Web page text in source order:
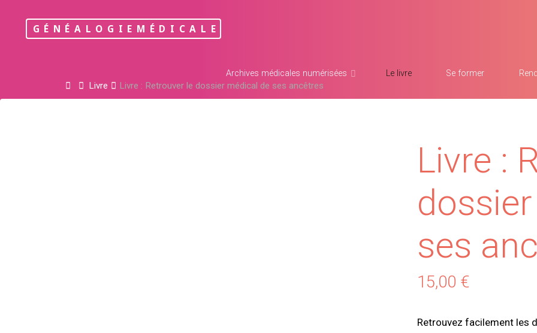
GÉNÉALOGIEMÉDICALE
Archives médicales numérisées Le livre Se former
Home
Livre Livre : Retrouver le dossier médical de ses ancêtres
Livre :
ses
15,00 €
Retrouvez facilement les